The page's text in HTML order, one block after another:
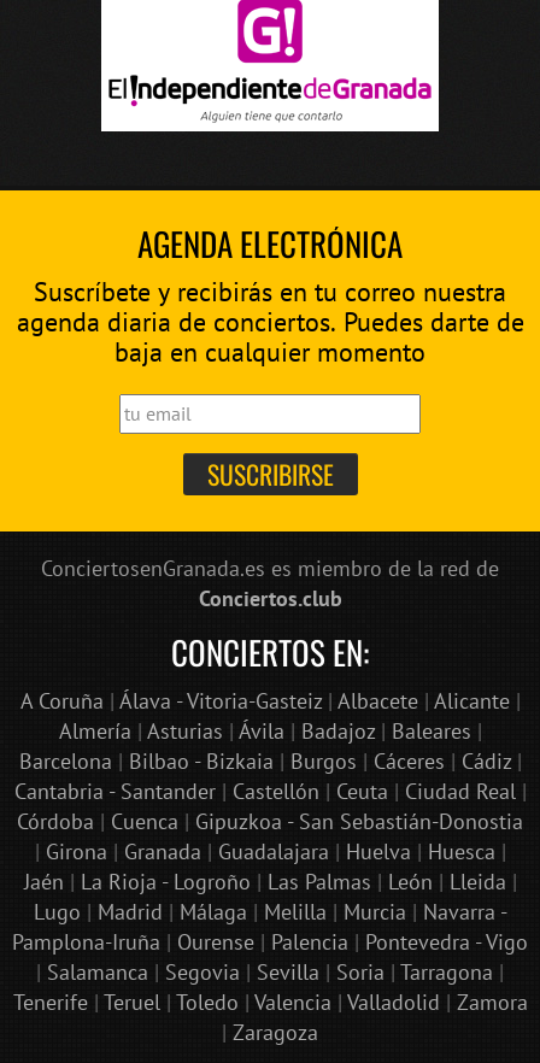
AGENDA ELECTRÓNICA
Suscríbete y recibirás en tu correo nuestra
agenda diaria de conciertos. Puedes darte de
baja en cualquier momento
ConciertosenGranada.es es miembro de la red de
Conciertos.club
CONCIERTOS EN:
A Coruña | Álava - Vitoria-Gasteiz| Albacete| Alicante|
Almería | Asturias | Ávila | Badajoz| Baleares |
Barcelona | Bilbao - Bizkaia | Burgos | Cáceres | Cádiz|
Cantabria - Santander| Castellón | Ceuta | Ciudad Real|
Córdoba | Cuenca | Gipuzkoa - San Sebastián-Donostia
| Girona | Granada | Guadalajara | Huelva | Huesca |
Jaén | La Rioja - Logroño | Las Palmas | León | Lleida |
Lugo | Madrid | Málaga | Melilla | Murcia | Navarra -
Pamplona-Iruña | Ourense | Palencia | Pontevedra - Vigo
| Salamanca | Segovia | Sevilla | Soria | Tarragona |
Tenerife| Teruel| Toledo | Valencia | Valladolid | Zamora
| Zaragoza